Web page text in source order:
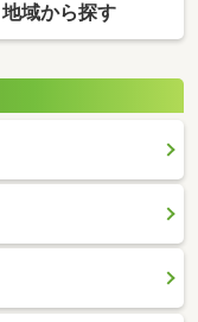
地域から探す